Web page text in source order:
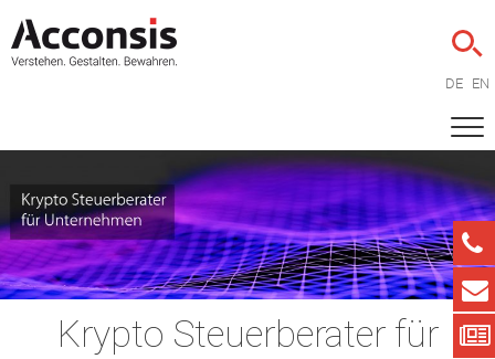
DE EN
Krypto Steuerberater für